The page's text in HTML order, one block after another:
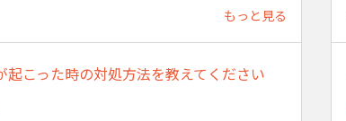
もっと見る
起こった時の対処方法を教えてください